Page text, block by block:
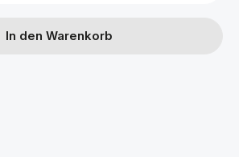
In den Warenkorb